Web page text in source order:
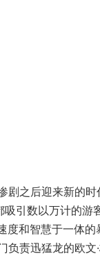
之后迎来新的时
引数以万计的游
度和智慧于一体
责迅猛龙的欧文